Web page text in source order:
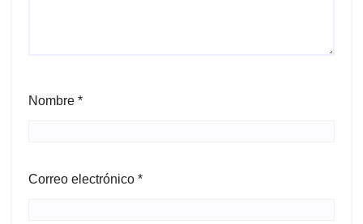
Nombre *
Correo electrónico *